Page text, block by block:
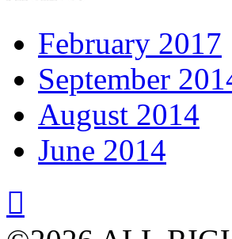
February 2017
September
August 2014
June 2014
